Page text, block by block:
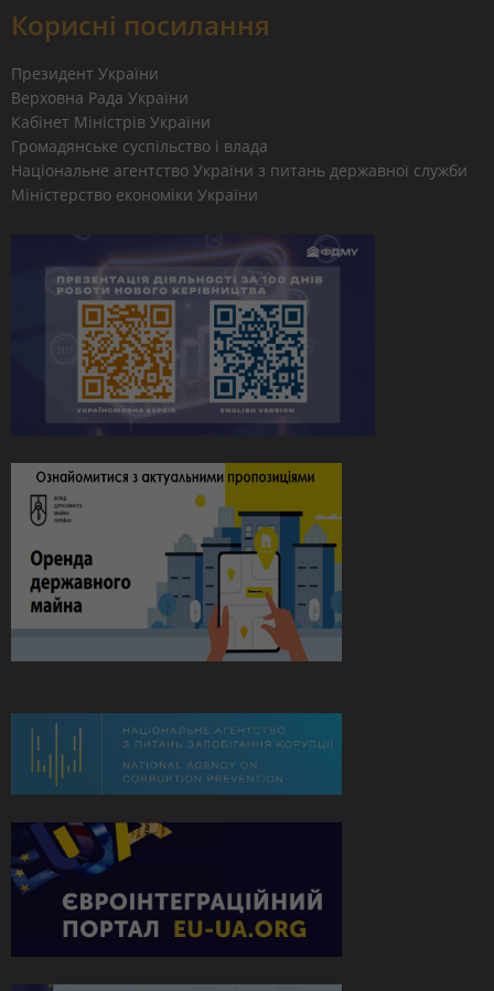
Корисні посилання
Президент України
Верховна Рада України
Кабінет Міністрів України
Громадянське суспільство і влада
Національне агентство України з питань державної служби
Міністерство економіки України